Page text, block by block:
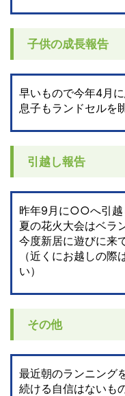
子供の成長報告
早いもので今年4月
息子もランドセルを
引越し報告
昨年9月に○○へ引越
夏の花火大会はベラ
今度新居に遊びに来
（近くにお越しの
い）
その他
最近朝のランニング
続ける自信はないも